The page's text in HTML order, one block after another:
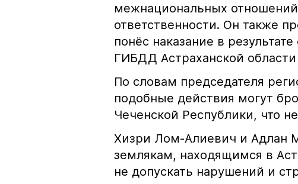
межнациональных
ответственности. Он также
понёс наказание в
ГИБДД Астраханской
По словам председателя
подобные действия могут
Чеченской Республики, что
Хизри Лом-Алиевич и Адлан
землякам, находящимся в
не допускать нарушений и